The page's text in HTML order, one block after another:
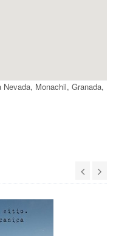
Monachil, Granada,